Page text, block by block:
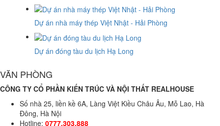
Dự án nhà máy thép Việt Nhật - Hải Phòng
Dự án đóng tàu du lịch Hạ Long
VĂN PHÒNG
CÔNG TY CỔ PHẦN KIẾN TRÚC VÀ NỘI THẤT REALHOUSE
Số nhà 25, liền kề 6A, Làng Việt Kiều Châu Âu, Mỗ Lao, Hà
Đông, Hà Nội
Hotline: 0777.303.888